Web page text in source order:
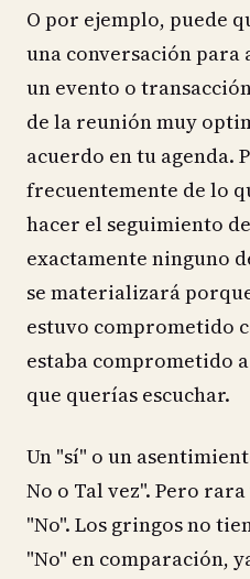
O por ejemplo, puede
una conversación
un evento o
de la reunión muy
acuerdo en tu agenda.
frecuentemente de lo
hacer el seguimiento
exactamente ninguno
se materializará
estuvo comprometido
estaba comprometido
que querías escuchar.
Un "sí" o un
No o Tal vez". Pero
"No". Los gringos no
"No" en comparación,